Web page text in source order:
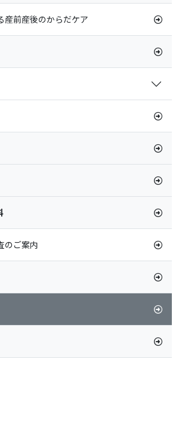
産前産後のからだケア
のご案内